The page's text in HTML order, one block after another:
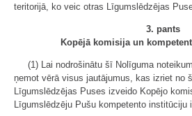
teritorijā, ko veic otras Līgumslēdzējas
3. pants
Kopējā komisija un
(1) Lai nodrošinātu šī Nolīguma
ņemot vērā visus jautājumus, kas izriet no
Līgumslēdzējas Puses izveido Kopējo
Līgumslēdzēju Pušu kompetento institūciju